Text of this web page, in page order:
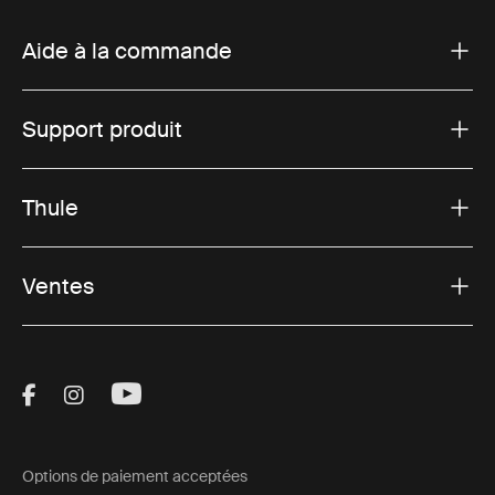
Aide à la commande
Support produit
Thule
Ventes
Visit Thule on Facebook (external link)
Visit Thule on Instagram (external link)
Visit Thule on Youtube (external
Options de paiement acceptées